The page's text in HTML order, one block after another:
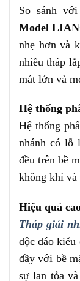
So sánh
Model
nhẹ hơn và
nhiều tháp
mát lớn và
Hệ thống
Hệ thống
nhánh có lỗ
đều trên bề
không khí và
Hiệu quả
Tháp giải
độc đáo
đầy với bề
sự lan tỏa